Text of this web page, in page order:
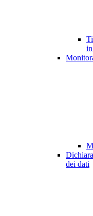
dei dati